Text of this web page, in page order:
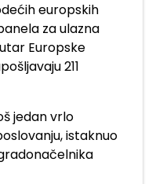
europskih
za ulazna
Europske
211
jedan vrlo
istaknuo